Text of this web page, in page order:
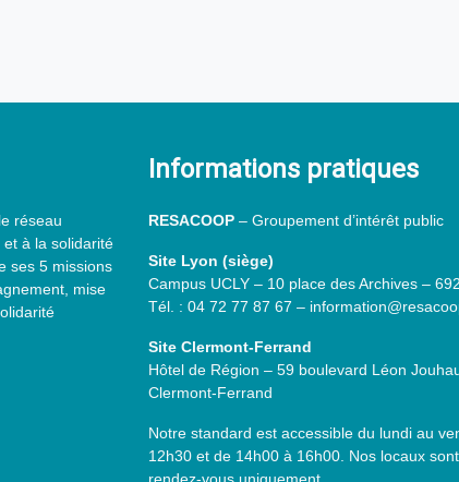
réseau
et à la solidarité
ses 5 missions
mise
Informations pratiques
RESACOOP – Groupement d’intérêt public
Site Lyon (siège)
Campus UCLY – 10 place des Archives –
Tél. : 04 72 77 87 67 –
Site Clermont-Ferrand
Hôtel de Région – 59 boulevard Léon
Clermont-Ferrand
Notre standard est accessible du lundi au
12h30 et de 14h00 à 16h00. Nos locaux